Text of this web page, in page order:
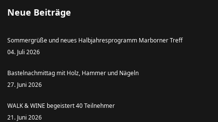
Neue Beiträge
Sommergrüße und neues Halbjahresprogramm Marborner Treff
04. Juli 2026
Bastelnachmittag mit Holz, Hammer und Nägeln
27. Juni 2026
WALK & WINE begeistert 40 Teilnehmer
21. Juni 2026